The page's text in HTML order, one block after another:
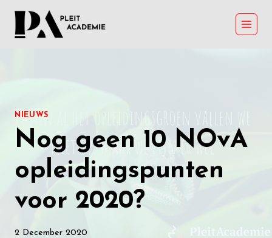
Skip
NIEUWS
Nog geen 10 NOvA
opleidingspunten
voor 2020?
2 December 2020